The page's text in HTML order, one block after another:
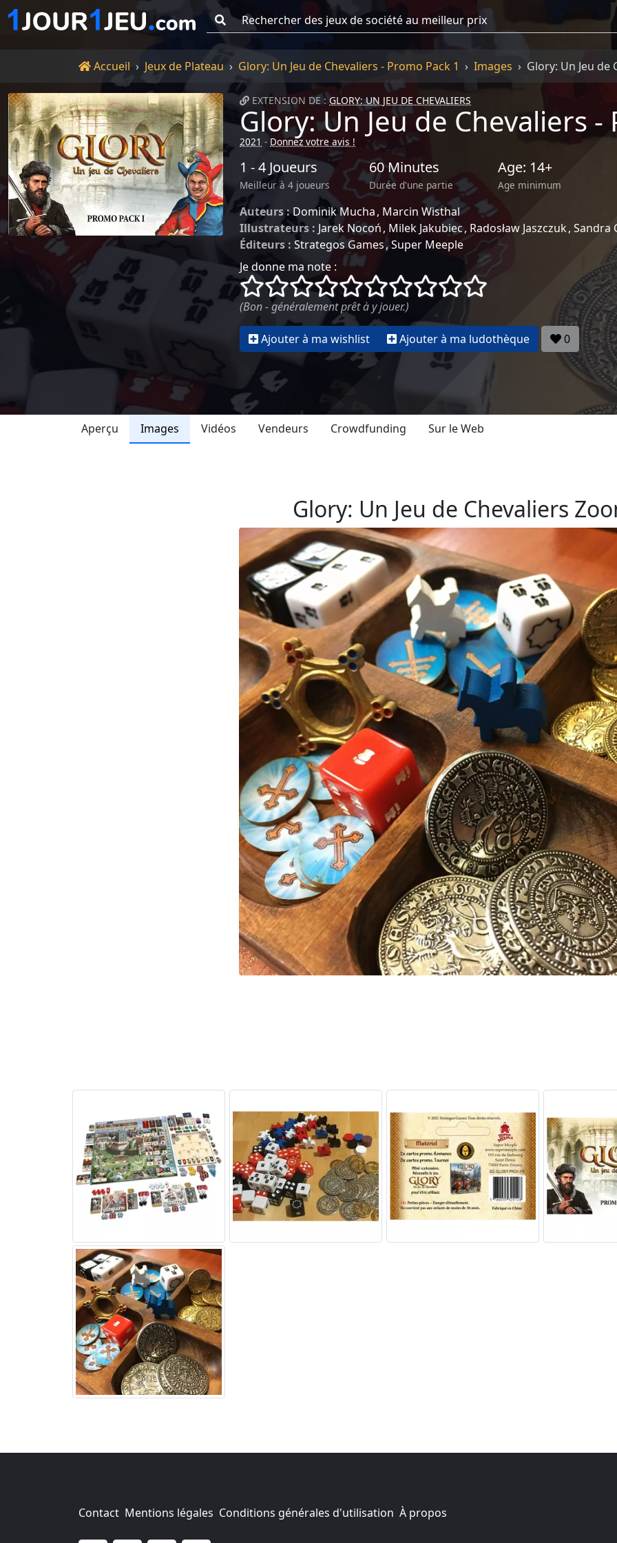
Go !
Accueil
Accueil Jeux de Plateau Glory: Un Jeu de Chevaliers - Promo Pack 1 Images Glory: Un Jeu de
EXTENSION DE : GLORY: UN JEU DE CHEVALIERS
Glory: Un Jeu de Chevaliers -
2021 - Donnez votre avis !
1 - 4 Joueurs
Meilleur à 4 joueurs
60 Minutes
Durée d'une partie
Age: 14+
Age minimum
Auteurs :Dominik Mucha Marcin Wisthal
Illustrateurs : Jarek Nocoń Milek Jakubiec Radosław Jaszczuk Sandra
Éditeurs : Strategos Games Super Meeple
Je donne ma note :
()
() () () () () () () ()
(Bon - généralement prêt à y jouer.)
Ajouter à ma wishlist Ajouter à ma ludothèque 0
Aperçu Images Vidéos Vendeurs Crowdfunding Sur le Web
Glory: Un Jeu de Chevaliers
Contact Mentions légales Conditions générales d'utilisation À propos